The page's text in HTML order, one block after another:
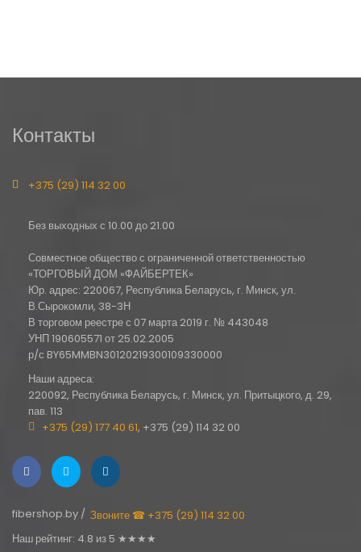
Контакты
+375 (29) 114 32 00
Без выходных с 10.00 до 21.00
Совместное общество с ограниченной ответственностью
«ТОРГОВЫЙ ДОМ «ФАЙБЕРТЕК»
Юр. адрес: 220067, Республика Беларусь, г. Минск, ул.
В.Сырокомли, 38-3Н
В торговом реестре с 07 марта 2019 г. № 443048
УНП 190605571 от 25.02.2005
р/с BY65MMBN30120219300109330000
Наши адреса:
220092, Республика Беларусь, г. Минск, ул. Притыцкого, д. 29,
пав. 113
+375 (29) 177 40 61, +375 (29) 114 32 00
fibershop.by / Звоните ☎ +375 (29) 114 32 00
Наш рейтинг: 4.8 из 5 ★★★★